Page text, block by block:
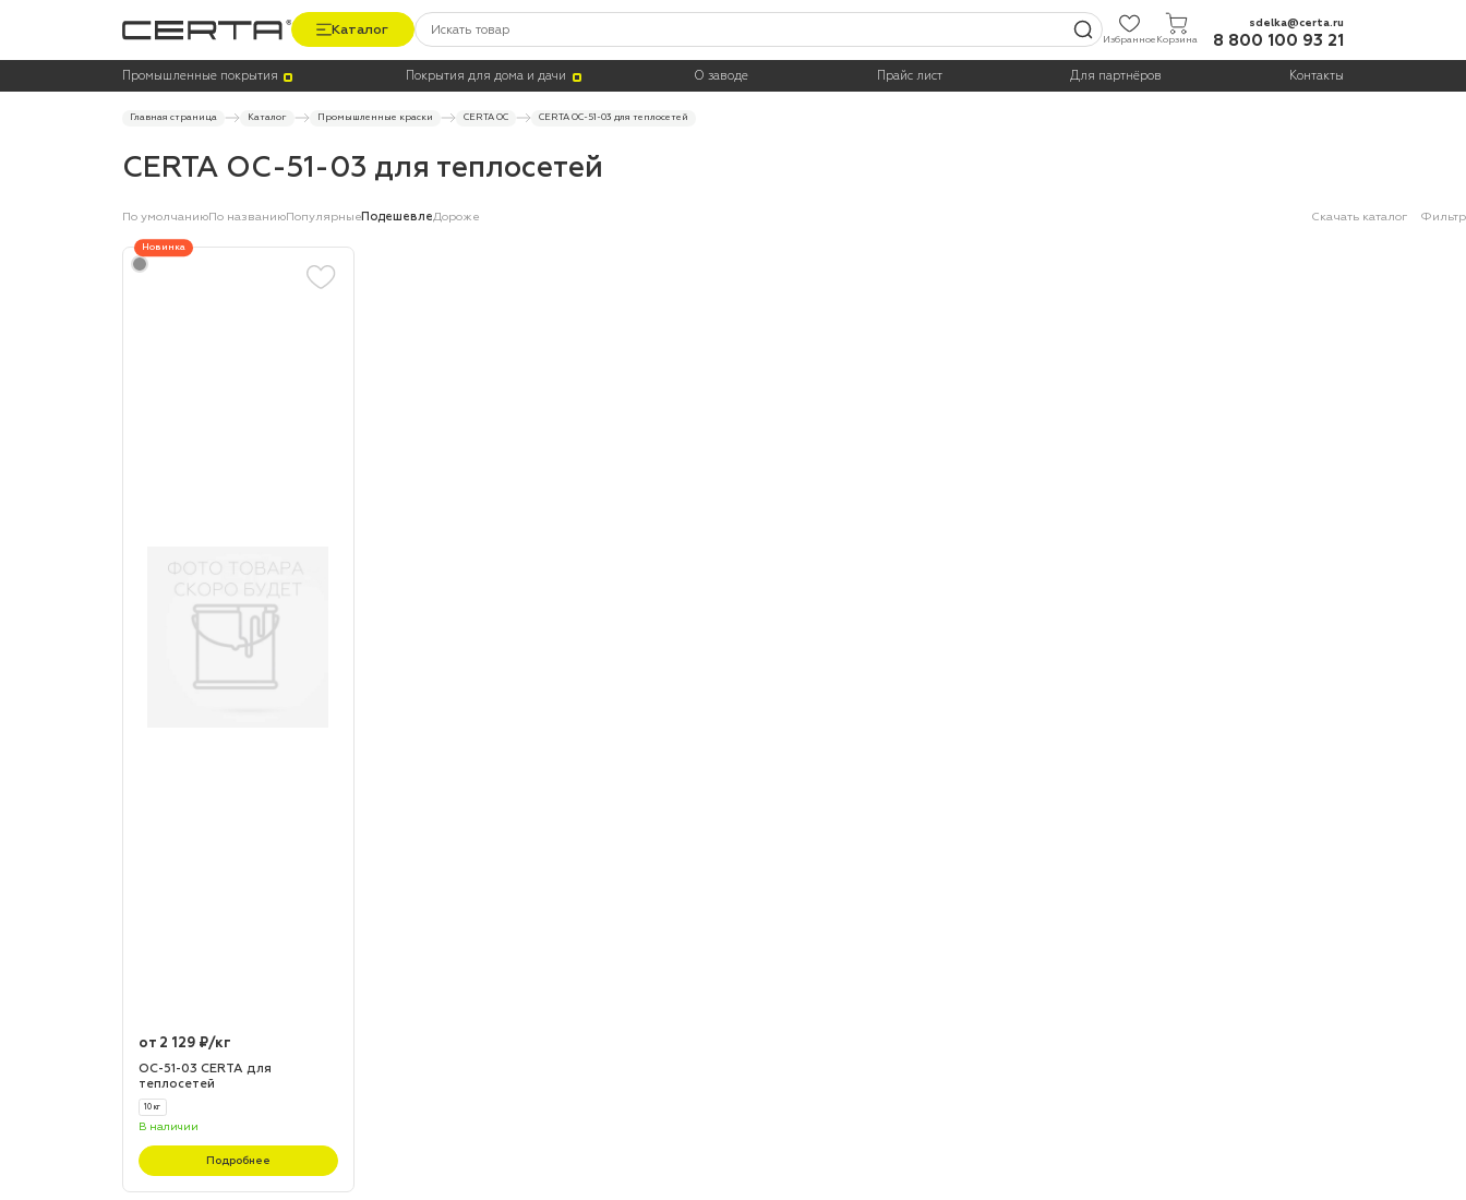
Каталог
ИзбранноеКорзина
sdelka@certa.ru
8 800 100 93 21
Промышленные покрытия Покрытия для дома и дачи О заводе Прайс лист Для партнёров Контакты
Главная страница Каталог Промышленные краски CERTA ОС CERTA ОС-51-03 для теплосетей
CERTA ОС-51-03 для теплосетей
Тара
По умолчаниюПо названиюПопулярныеПодешевлеДороже Скачать каталог Фильтр
Новинка
от 2 129 ₽/кг
ОС-51-03 CERTA для
теплосетей
10 кг
В наличии
Подробнее